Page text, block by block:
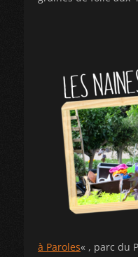
à Paroles« , parc du